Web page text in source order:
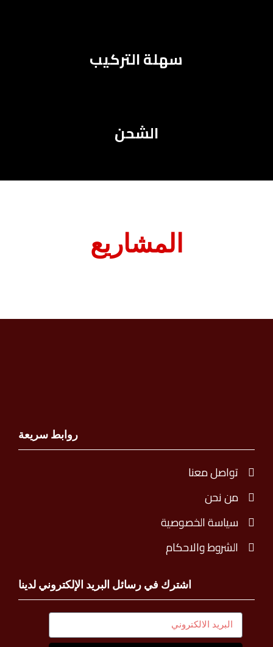
سهلة التركيب
الشحن
المشاريع
روابط سريعة
تواصل معنا
من نحن
سياسة الخصوصية
الشروط والاحكام
اشترك في رسائل البريد الإلكتروني لدينا